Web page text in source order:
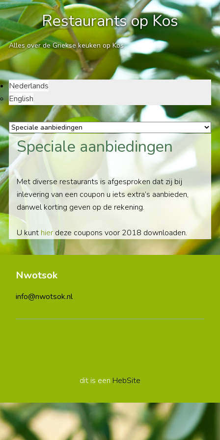
Restaurants op Kos
Alles over de Griekse keuken op Kos
Nederlands
English
Speciale aanbiedingen
Met diverse restaurants is afgesproken dat zij bij
inlevering van een coupon u iets extra’s aanbieden,
danwel korting geven op de rekening.
U kunt hierdeze coupons voor 2018 downloaden.
Nwotsok
info@nwotsok.nl
dit is een HebSite